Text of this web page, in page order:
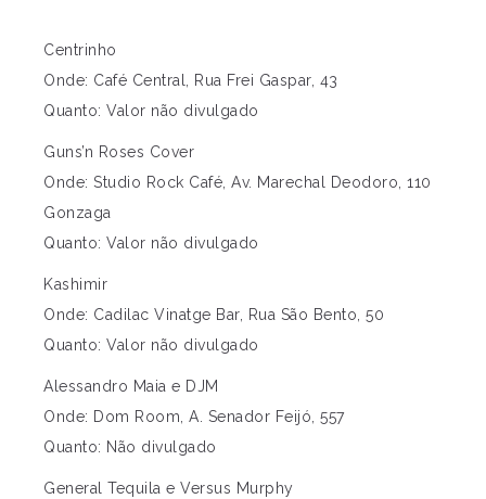
Centrinho
Onde: Café Central, Rua Frei Gaspar, 43
Quanto: Valor não divulgado
Guns’n Roses Cover
Onde: Studio Rock Café, Av. Marechal Deodoro, 110
Gonzaga
Quanto: Valor não divulgado
Kashimir
Onde: Cadilac Vinatge Bar, Rua São Bento, 50
Quanto: Valor não divulgado
Alessandro Maia e DJM
Onde: Dom Room, A. Senador Feijó, 557
Quanto: Não divulgado
General Tequila e Versus Murphy